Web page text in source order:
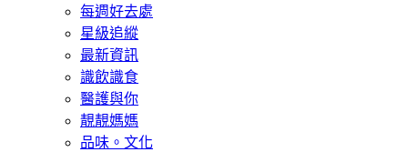
每週好去處
星級追縱
最新資訊
識飲識食
醫護與你
靚靚媽媽
品味。文化